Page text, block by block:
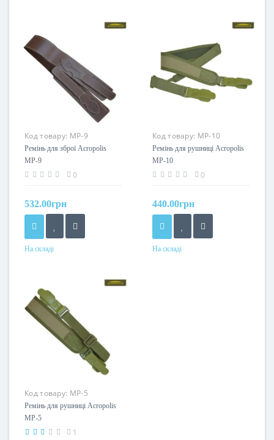
Код товару: МР-9
Ремінь для зброї Acropolis
МР-9
0
532.00грн
На складі
Код товару: МР-10
Ремінь для рушниці Acropolis
МР-10
0
440.00грн
На складі
Код товару: МР-5
Ремінь для рушниці Acropolis
МР-5
1